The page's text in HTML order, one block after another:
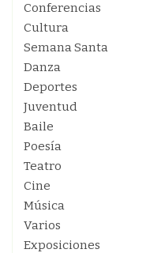
Conferencias
Cultura
Semana Santa
Danza
Deportes
Juventud
Baile
Poesía
Teatro
Cine
Música
Varios
Exposiciones